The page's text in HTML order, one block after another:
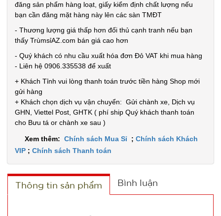
đăng sản phẩm hàng loạt, giấy kiểm định chất lượng nếu
bạn cần đăng mặt hàng này lên các sàn TMĐT
- Thương lượng giá thấp hơn đối thủ cạnh tranh nếu bạn
thấy TrùmsỉAZ.com bán giá cao hơn
- Quý khách có nhu cầu xuất hóa đơn Đỏ VAT khi mua hàng
- Liên hệ 0906.335538 để xuất
+ Khách Tỉnh vui lòng thanh toán trước tiền hàng Shop mới
gửi hàng
+ Khách chọn dịch vụ vận chuyển: Gửi chành xe, Dịch vụ
GHN, Viettel Post, GHTK ( phí ship Quý khách thanh toán
cho Bưu tá or chành xe sau )
Xem thêm: Chính sách Mua Sỉ ; Chính sách Khách
VIP ; Chính sách Thanh toán
Thông tin sản phẩm Bình luận